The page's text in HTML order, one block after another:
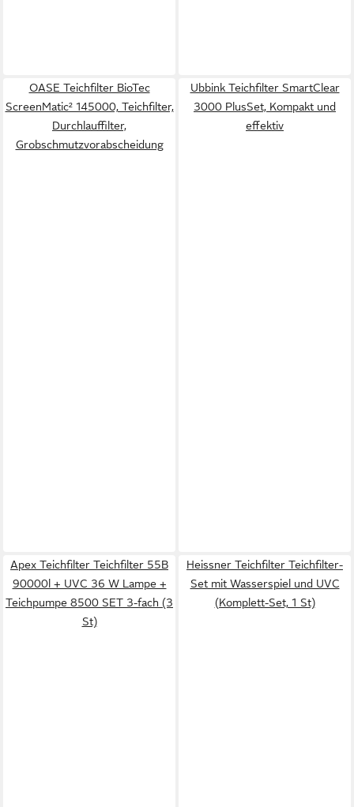
OASE Teichfilter BioTec
ScreenMatic² 145000, Teichfilter,
Durchlauffilter,
Grobschmutzvorabscheidung
Ubbink Teichfilter SmartClear
3000 PlusSet, Kompakt und
effektiv
Apex Teichfilter Teichfilter 55B
90000l + UVC 36 W Lampe +
Teichpumpe 8500 SET 3-fach (3
St)
Heissner Teichfilter Teichfilter-
Set mit Wasserspiel und UVC
(Komplett-Set, 1 St)